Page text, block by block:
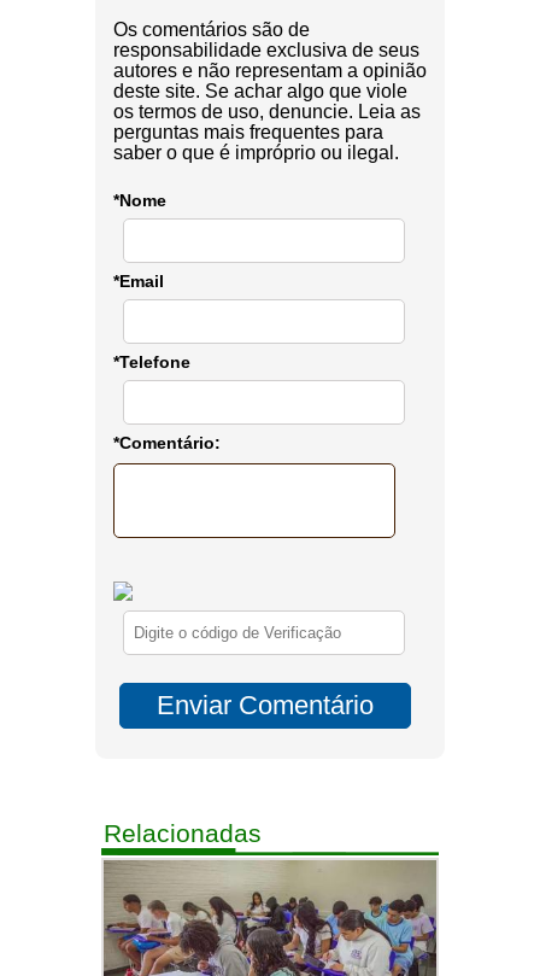
Os comentários são de
responsabilidade exclusiva de seus
autores e não representam a opinião
deste site. Se achar algo que viole
os termos de uso, denuncie. Leia as
perguntas mais frequentes para
saber o que é impróprio ou ilegal.
*Nome
*Email
*Telefone
*Comentário:
Relacionadas